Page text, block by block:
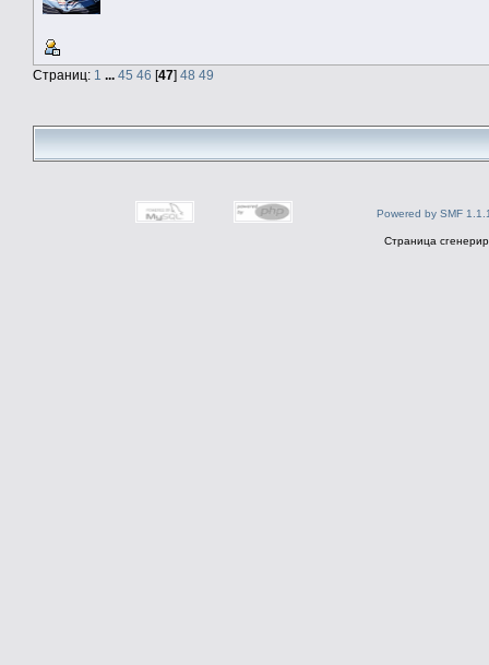
Страниц: 1 ... 45 46 [47] 48 49
Powered by SMF
Страница